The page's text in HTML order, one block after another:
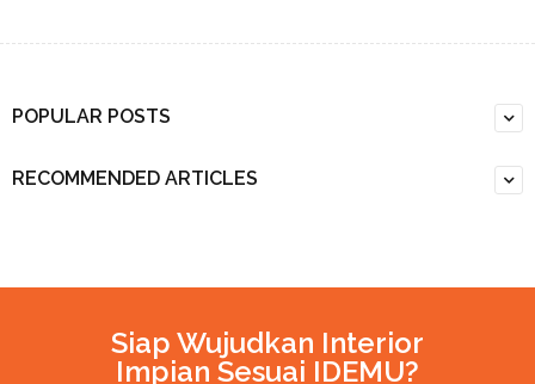
POPULAR POSTS
RECOMMENDED ARTICLES
Siap Wujudkan Interior
Impian Sesuai IDEMU?